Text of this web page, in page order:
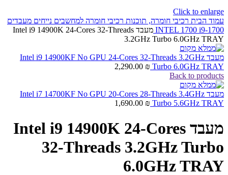
Click to enlarge
עמוד הבית רכיבי חומרה, תוכנות רכיבי חומרה למחשבים נייחים מעבדים
INTEL 1700 i9-1700
מעבד Intel i9 14900K 24-Cores 32-Threads
3.2GHz Turbo 6.0GHz TRAY
מעבד Intel i9 14900KF No GPU 24-Cores 32-Threads 3.2GHz
Turbo 6.0GHz TRAY
2,290.00 ₪
Back to products
מעבד Intel i7 14700KF No GPU 20-Cores 28-Threads 3.4GHz
Turbo 5.6GHz TRAY
1,690.00 ₪
מעבד Intel i9 14900K 24-Cores
32-Threads 3.2GHz Turbo
6.0GHz TRAY